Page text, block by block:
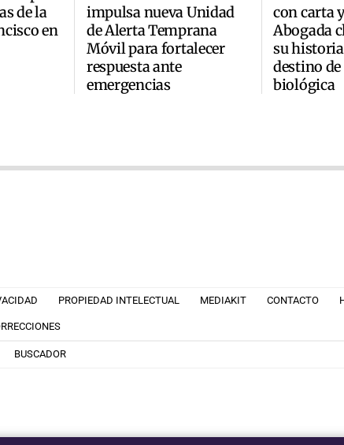
de la
en
impulsa nueva Unidad
de Alerta Temprana
Móvil para fortalecer
respuesta ante
emergencias
con carta
Abogada
su
destino
biológica
PROPIEDAD INTELECTUAL MEDIAKIT CONTACTO
BUSCADOR